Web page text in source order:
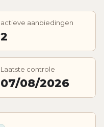
actieve aanbiedingen
2
Laatste controle
07/08/2026